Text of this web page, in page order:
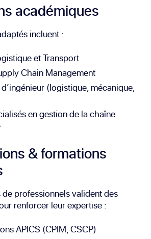
académiques
incluent :
et Transport
Chain Management
(logistique, mécanique,
en gestion de la chaîne
& formations
de professionnels valident des
renforcer leur expertise :
APICS (CPIM, CSCP)